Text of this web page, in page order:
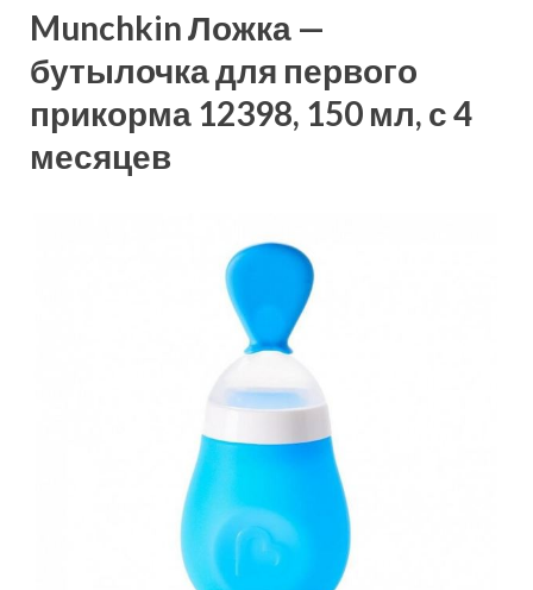
Munchkin Ложка —
бутылочка для первого
прикорма 12398, 150 мл, с 4
месяцев